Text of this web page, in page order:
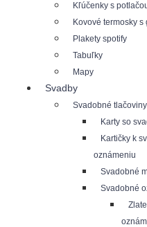
Kľúčenky s
Kovové termosky s
Plakety spotify
Tabuľky
Mapy
Svadby
Svadobné tlačoviny
Karty so
Kartičky k
oznámeniu
Svadobné
Svadobné